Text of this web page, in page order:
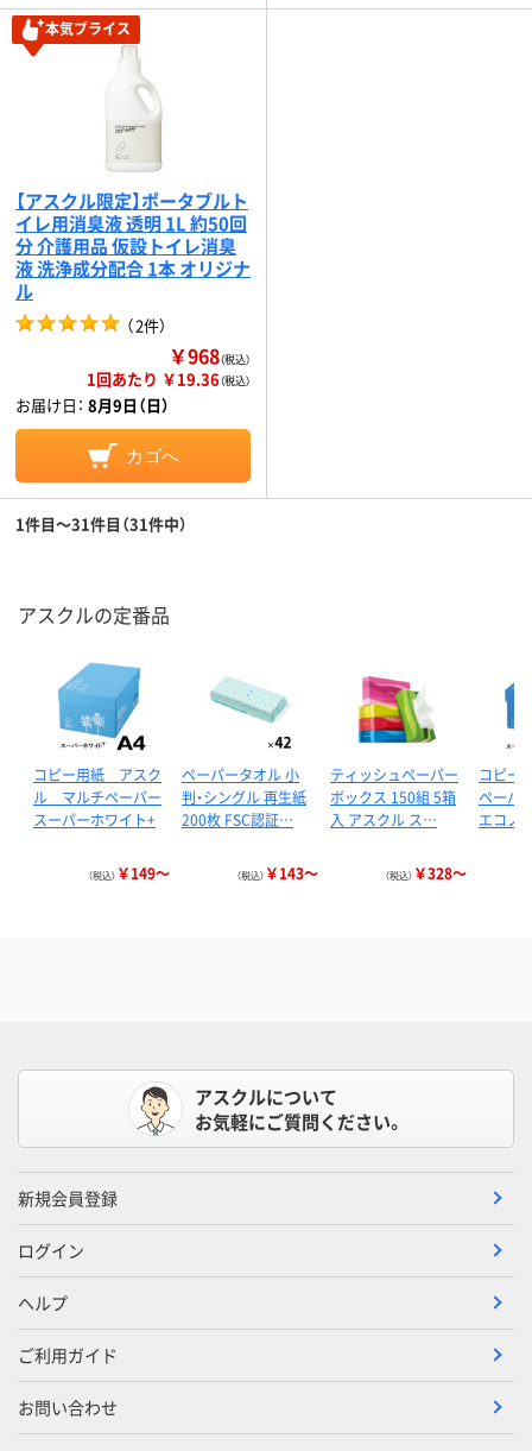
本気プライス
【アスクル限定】ポータブルト
イレ用消臭液 透明 1L 約50回
分 介護用品 仮設トイレ消臭
液 洗浄成分配合 1本 オリジナ
ル
（2件）
￥968（税込）
1回あたり ￥19.36（税込）
お届け日： 8月9日（日）
カゴへ
1件目～31件目（31件中）
アスクルの定番品
コピー用紙 アスク
ル マルチペーパー
スーパーホワイト+
（税込） ￥149～
ペーパータオル 小
判・シングル 再生紙
200枚 FSC認証…
（税込） ￥143～
ティッシュペーパー
ボックス 150組 5箱
入 アスクル ス…
（税込） ￥328～
コピー
ペーパ
エコノ
アスクルについて
お気軽にご質問ください。
新規会員登録
ログイン
ヘルプ
ご利用ガイド
お問い合わせ